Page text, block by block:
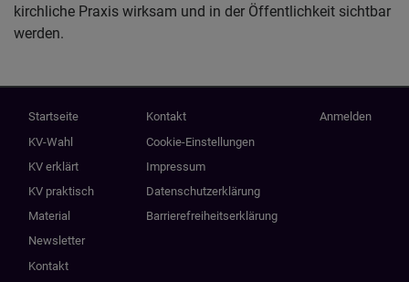
kirchliche Praxis wirksam und in der Öffentlichkeit sichtbar
werden.
Hauptnavigation
Startseite
KV-Wahl
KV erklärt
KV praktisch
Material
Newsletter
Kontakt
Fußbereichsmenü
Kontakt
Cookie-Einstellungen
Impressum
Datenschutzerklärung
Barrierefreiheitserklärung
Benutzermenü
Anmelden